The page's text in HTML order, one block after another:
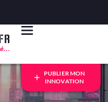
PUBLIER MON
INNOVATION